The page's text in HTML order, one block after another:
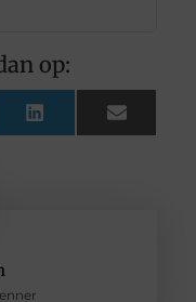
op:
LinkedIn Email